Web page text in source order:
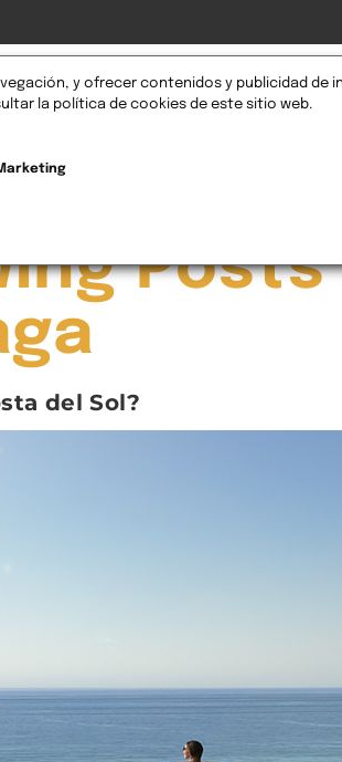
Nosotros Servicios Blog
Posts
del Sol?
y ofrecer contenidos y publicidad de
la política de cookies de este sitio web.